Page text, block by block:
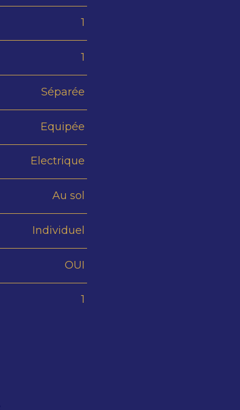
1
1
Séparée
Equipée
Electrique
Au sol
Individuel
OUI
1